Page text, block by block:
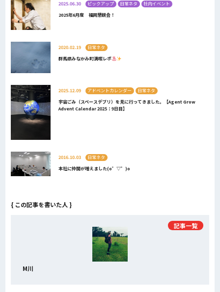
2025.06.30 ピックアップ 日常ネタ
社内イベント
2025年6月度 福岡懇親会！
2020.02.19
日常ネタ
群馬県みなかみ町満喫レポ
2025.12.09 アドベントカレンダー
日常ネタ
宇宙ごみ（スペースデブリ）を見に行ってきました。【Agent Grow
Advent Calendar 2025：9日目】
2016.10.03
日常ネタ
本社に仲間が増えました(o゜▽゜)o
{ この記事を書いた人 }
M川
記事一覧